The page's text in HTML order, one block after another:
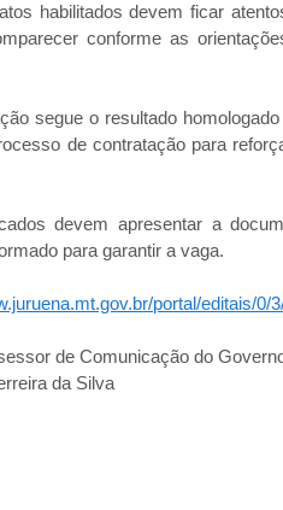
habilitados devem ficar
conforme as
segue o resultado
de contratação para
devem apresentar a
para garantir a vaga.
portal/editais/0/
de Comunicação do
da Silva